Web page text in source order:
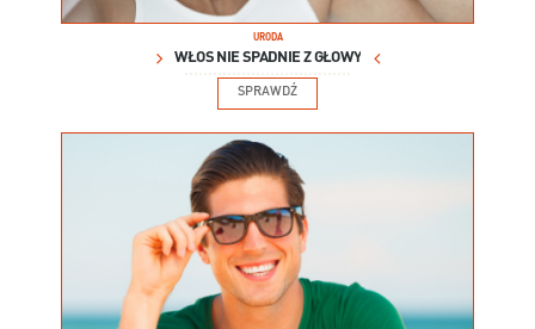
URODA
WŁOS NIE SPADNIE Z GŁOWY
SPRAWDŹ